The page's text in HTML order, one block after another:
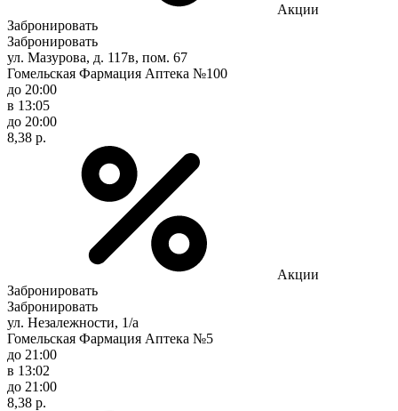
Акции
Забронировать
Забронировать
ул. Мазурова, д. 117в, пом. 67
Гомельская Фармация Аптека №100
до 20:00
в 13:05
до 20:00
8,38 р.
Акции
Забронировать
Забронировать
ул. Незалежности, 1/а
Гомельская Фармация Аптека №5
до 21:00
в 13:02
до 21:00
8,38 р.